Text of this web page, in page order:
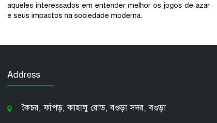
aqueles interessados em entender melhor os jogos de azar
e seus impactos na sociedade moderna.
Address
কৈচর, ফাঁপড়, কাহালু রোড, বগুড়া সদর, বগুড়া